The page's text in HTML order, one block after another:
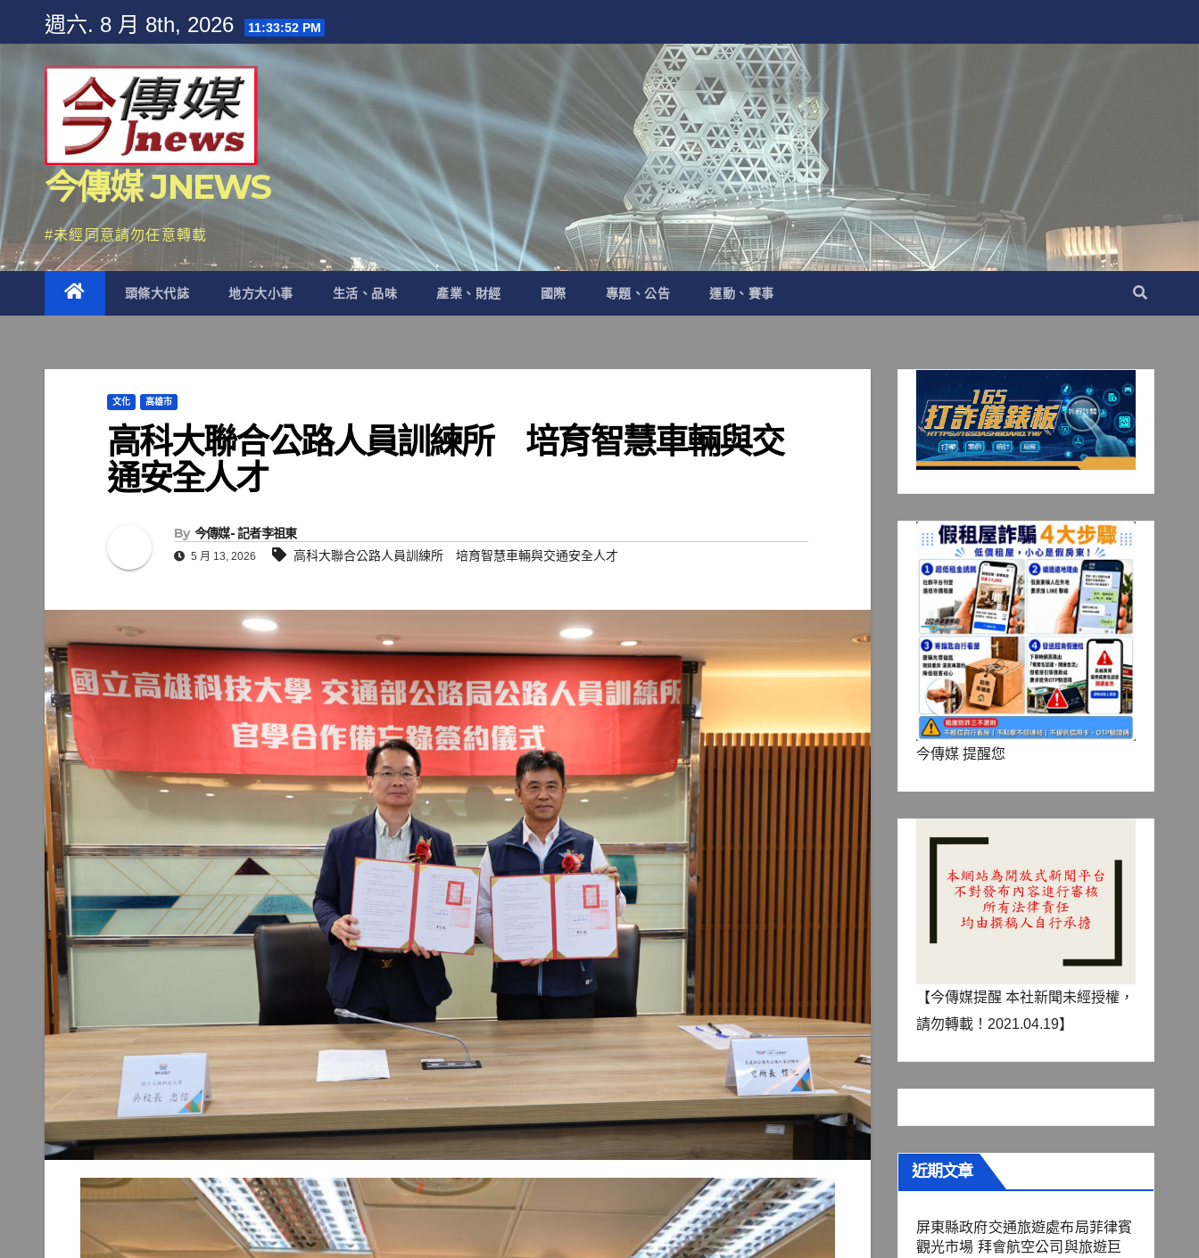
content
週六. 8 月 8th, 2026 11:33:53 PM
今傳媒 JNEWS
#未經同意請勿任意轉載
頭條大代誌 地方大小事 生活、品味 產業、財經 國際 專題、公告 運動、賽事
文化 高雄市
高科大聯合公路人員訓練所 培育智慧車輛與交
通安全人才
By 今傳媒- 記者李祖東
5 月 13, 2026 高科大聯合公路人員訓練所 培育智慧車輛與交通安全人才
今傳媒 提醒您
【今傳媒提醒 本社新聞未經授權，
請勿轉載！2021.04.19】
近期文章
屏東縣政府交通旅遊處布局菲律賓
觀光市場 拜會航空公司與旅遊巨